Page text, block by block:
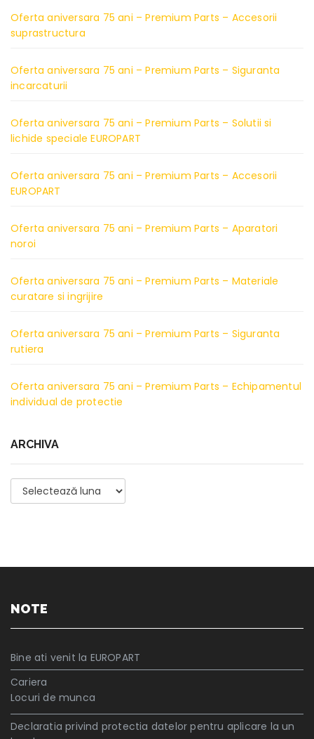
Oferta aniversara 75 ani – Premium Parts – Accesorii
suprastructura
Oferta aniversara 75 ani – Premium Parts – Siguranta
incarcaturii
Oferta aniversara 75 ani – Premium Parts – Solutii si
lichide speciale EUROPART
Oferta aniversara 75 ani – Premium Parts – Accesorii
EUROPART
Oferta aniversara 75 ani – Premium Parts – Aparatori
noroi
Oferta aniversara 75 ani – Premium Parts – Materiale
curatare si ingrijire
Oferta aniversara 75 ani – Premium Parts – Siguranta
rutiera
Oferta aniversara 75 ani – Premium Parts – Echipamentul
individual de protectie
ARCHIVA
Archiva
NOTE
Bine ati venit la EUROPART
Cariera
Locuri de munca
Declaratia privind protectia datelor pentru aplicare la un